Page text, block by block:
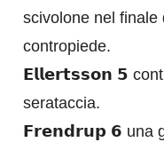
scivolone nel finale
contropiede.
𝗘𝗹𝗹𝗲𝗿𝘁𝘀𝘀𝗼𝗻 𝟱
serataccia.
𝗙𝗿𝗲𝗻𝗱𝗿𝘂𝗽 𝟲 una